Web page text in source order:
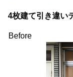
4枚建て引き違い
Before